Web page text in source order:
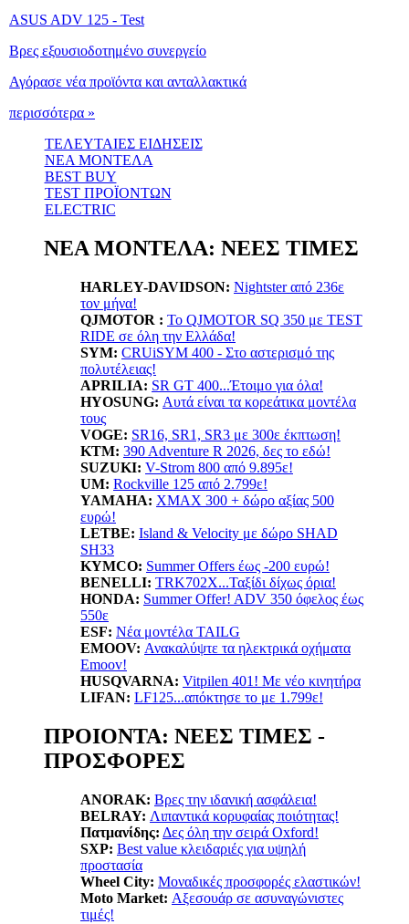
ASUS ADV 125 - Test
Βρες εξουσιοδοτημένο συνεργείο
Αγόρασε νέα προϊόντα και ανταλλακτικά
περισσότερα »
ΤΕΛΕΥΤΑΙΕΣ ΕΙΔΗΣΕΙΣ
ΝΕΑ ΜΟΝΤΕΛΑ
BEST BUY
TEST ΠΡΟΪΟΝΤΩΝ
ELECTRIC
ΝΕΑ ΜΟΝΤΕΛΑ: ΝΕΕΣ ΤΙΜΕΣ
HARLEY-DAVIDSON: Nightster από 236ε
τον μήνα!
QJMOTOR : Το QJMOTOR SQ 350 με TEST
RIDE σε όλη την Ελλάδα!
SYM: CRUiSYM 400 - Στο αστερισμό της
πολυτέλειας!
APRILIA: SR GT 400...Έτοιμο για όλα!
HYOSUNG: Αυτά είναι τα κορεάτικα μοντέλα
τους
VOGE: SR16, SR1, SR3 με 300ε έκπτωση!
KTM: 390 Adventure R 2026, δες το εδώ!
SUZUKI: V-Strom 800 από 9.895ε!
UM: Rockville 125 από 2.799ε!
YAMAHA: XMAX 300 + δώρο αξίας 500
ευρώ!
LETBE: Island & Velocity με δώρο SHAD
SH33
KYMCO: Summer Offers έως -200 ευρώ!
BENELLI: TRK702X...Ταξίδι δίχως όρια!
HONDA: Summer Offer! ADV 350 όφελος έως
550ε
ESF: Νέα μοντέλα TAILG
EMOOV: Ανακαλύψτε τα ηλεκτρικά οχήματα
Emoov!
HUSQVARNA: Vitpilen 401! Με νέο κινητήρα
LIFAN: LF125...απόκτησε το με 1.799ε!
ΠΡΟΙΟΝΤΑ: ΝΕΕΣ ΤΙΜΕΣ -
ΠΡΟΣΦΟΡΕΣ
ANORAK: Βρες την ιδανική ασφάλεια!
BELRAY: Λιπαντικά κορυφαίας ποιότητας!
Πατμανίδης: Δες όλη την σειρά Oxford!
SXP: Βest value κλειδαριές για υψηλή
προστασία
Wheel City: Μοναδικές προσφορές ελαστικών!
Moto Market: Αξεσουάρ σε ασυναγώνιστες
τιμές!